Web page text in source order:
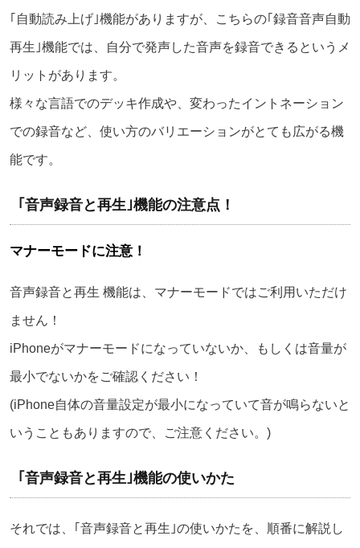
｢自動読み上げ｣機能がありますが、こちらの｢録音音声自動
再生｣機能では、自分で発声した音声を録音できるというメ
リットがあります。
様々な言語でのデッキ作成や、変わったイントネーション
での録音など、使い方のバリエーションがとても広がる機
能です。
｢音声録音と再生｣機能の注意点！
マナーモードに注意！
音声録音と再生 機能は、マナーモードではご利用いただけ
ません！
iPhoneがマナーモードになっていないか、もしくは音量が
最小でないかをご確認ください！
(iPhone自体の音量設定が最小になっていて音が鳴らないと
いうこともありますので、ご注意ください。)
｢音声録音と再生｣機能の使いかた
それでは、｢音声録音と再生｣の使いかたを、順番に解説し